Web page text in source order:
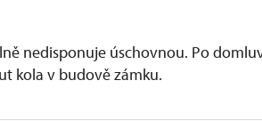
nedisponuje úschovnou. Po
kola v budově zámku.